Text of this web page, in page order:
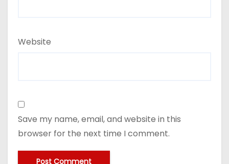
Website
Save my name, email, and website in this
browser for the next time I comment.